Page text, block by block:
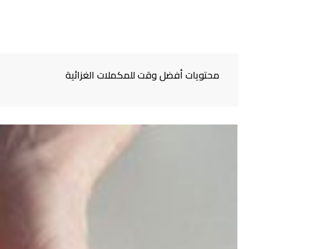
محتويات أفضل وقت للمكملات الغزائية